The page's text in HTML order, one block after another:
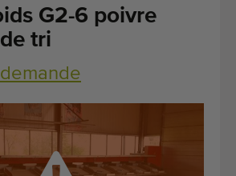
G2-6 poivre
tri